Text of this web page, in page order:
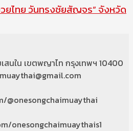
ยไทย วันทรงชัยสัญจร” จังหวัด
สนใน เขตพญาไท กรุงเทพฯ 10400
@onesongchaimuaythai
onesongchaimuaythais1